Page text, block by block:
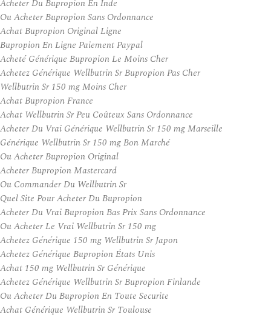
Acheter Du Bupropion En Inde
Ou Acheter Bupropion Sans Ordonnance
Achat Bupropion Original Ligne
Bupropion En Ligne Paiement Paypal
Acheté Générique Bupropion Le Moins Cher
Achetez Générique Wellbutrin Sr Bupropion Pas Cher
Wellbutrin Sr 150 mg Moins Cher
Achat Bupropion France
Achat Wellbutrin Sr Peu Coûteux Sans Ordonnance
Acheter Du Vrai Générique Wellbutrin Sr 150 mg Marseille
Générique Wellbutrin Sr 150 mg Bon Marché
Ou Acheter Bupropion Original
Acheter Bupropion Mastercard
Ou Commander Du Wellbutrin Sr
Quel Site Pour Acheter Du Bupropion
Acheter Du Vrai Bupropion Bas Prix Sans Ordonnance
Ou Acheter Le Vrai Wellbutrin Sr 150 mg
Achetez Générique 150 mg Wellbutrin Sr Japon
Achetez Générique Bupropion États Unis
Achat 150 mg Wellbutrin Sr Générique
Achetez Générique Wellbutrin Sr Bupropion Finlande
Ou Acheter Du Bupropion En Toute Securite
Achat Générique Wellbutrin Sr Toulouse